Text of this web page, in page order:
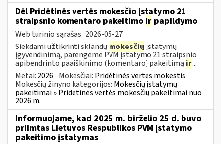
Dėl Pridėtinės vertės mokesčio įstatymo 21
straipsnio komentaro pakeitimo ir papildymo
Web turinio sąrašas 2026-05-27
Siekdami užtikrinti sklandų mokesčių įstatymų
įgyvendinimą, parengėme PVM įstatymo 21 straipsnio
apibendrinto paaiškinimo (komentaro) pakeitimą ir...
Metai: 2026 Mokesčiai: Pridėtinės vertės mokestis
Mokesčių žinyno kategorijos: Mokesčių įstatymų
pakeitimai » Pridėtinės vertės mokesčių pakeitimai nuo
2026 m.
Informuojame, kad 2025 m. birželio 25 d. buvo
priimtas Lietuvos Respublikos PVM įstatymo
pakeitimo įstatymas